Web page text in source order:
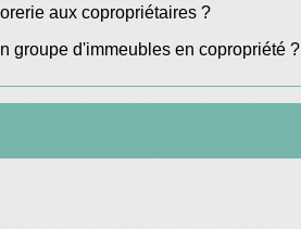
aux copropriétaires ?
groupe d'immeubles en copropriété ?